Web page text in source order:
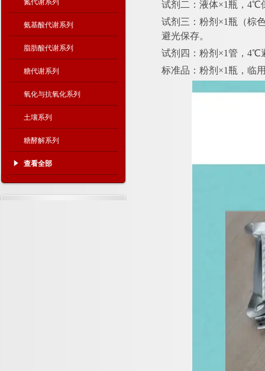
氮代谢系列
氨基酸代谢系列
脂肪酸代谢系列
糖代谢系列
氧化与抗氧化系列
土壤系列
糖酵解系列
查看全部
试剂二：液体×1瓶，4℃
试剂三：粉剂 ×1瓶（棕
避光保存。
试剂四：粉剂 ×1管，4℃
标准品：粉剂 ×1瓶，临